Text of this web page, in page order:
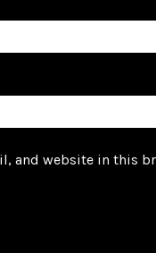
and website in this